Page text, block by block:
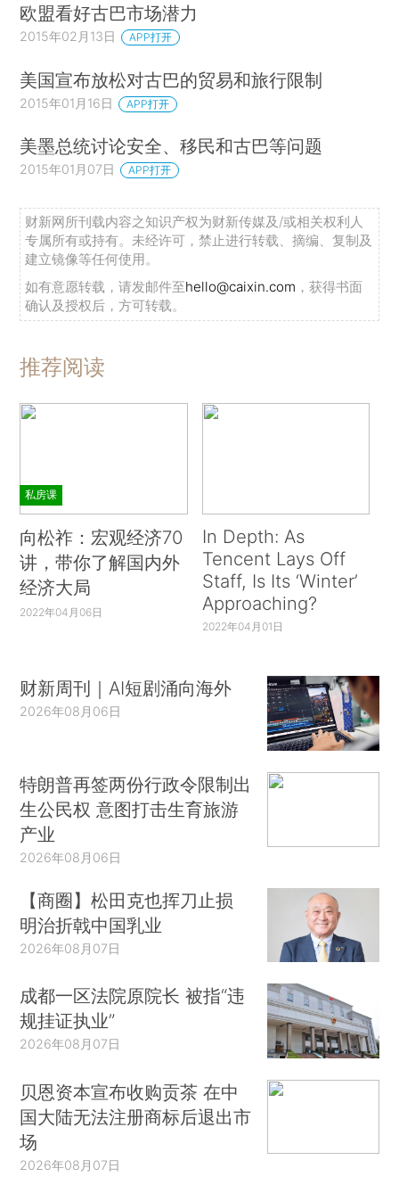
欧盟看好古巴市场潜力
2015年02月13日 APP打开
美国宣布放松对古巴的贸易和旅行限制
2015年01月16日 APP打开
美墨总统讨论安全、移民和古巴等问题
2015年01月07日 APP打开
财新网所刊载内容之知识产权为财新传媒及/或相关权利人
专属所有或持有。未经许可，禁止进行转载、摘编、复制及
建立镜像等任何使用。
如有意愿转载，请发邮件至hello@caixin.com ，获得书面
确认及授权后，方可转载。
推荐阅读
私房课
向松祚：宏观经济70
讲，带你了解国内外
经济大局
2022年04月06日
In Depth: As
Tencent Lays Off
Staff, Is Its ‘Winter’
Approaching?
2022年04月01日
财新周刊｜AI短剧涌向海外
2026年08月06日
特朗普再签两份行政令限制出
生公民权 意图打击生育旅游
产业
2026年08月06日
【商圈】松田克也挥刀止损
明治折戟中国乳业
2026年08月07日
成都一区法院原院长 被指“违
规挂证执业”
2026年08月07日
贝恩资本宣布收购贡茶 在中
国大陆无法注册商标后退出市
场
2026年08月07日